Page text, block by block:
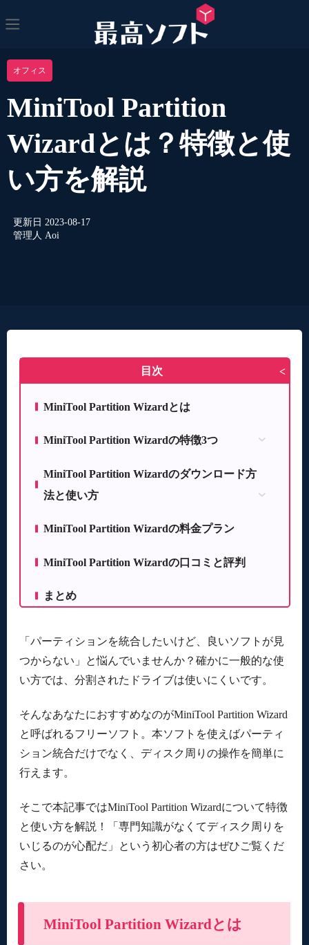
オフィス
MiniTool Partition
Wizardとは？特徴と使
い方を解説
更新日 2023-08-17
管理人 Aoi
目次 >
MiniTool Partition Wizardとは
MiniTool Partition Wizardの特徴3つ
復旧率が高い！FAT/NTFS/exFATなどすべてに対
応
初心者でも簡単に操作ができる
MiniTool Partition Wizardのダウンロード方
法と使い方
MiniTool Partition Wizardの使い方
MiniTool Partition Wizardの料金プラン
MiniTool Partition Wizardの口コミと評判
まとめ
「パーティションを統合したいけど、良いソフトが見
つからない」と悩んでいませんか？確かに一般的な使
い方では、分割されたドライブは使いにくいです。
そんなあなたにおすすめなのがMiniTool Partition Wizard
と呼ばれるフリーソフト。本ソフトを使えばパーティ
ション統合だけでなく、ディスク周りの操作を簡単に
行えます。
そこで本記事ではMiniTool Partition Wizardについて特徴
と使い方を解説！「専門知識がなくてディスク周りを
いじるのが心配だ」という初心者の方はぜひご覧くだ
さい。
MiniTool Partition Wizardとは